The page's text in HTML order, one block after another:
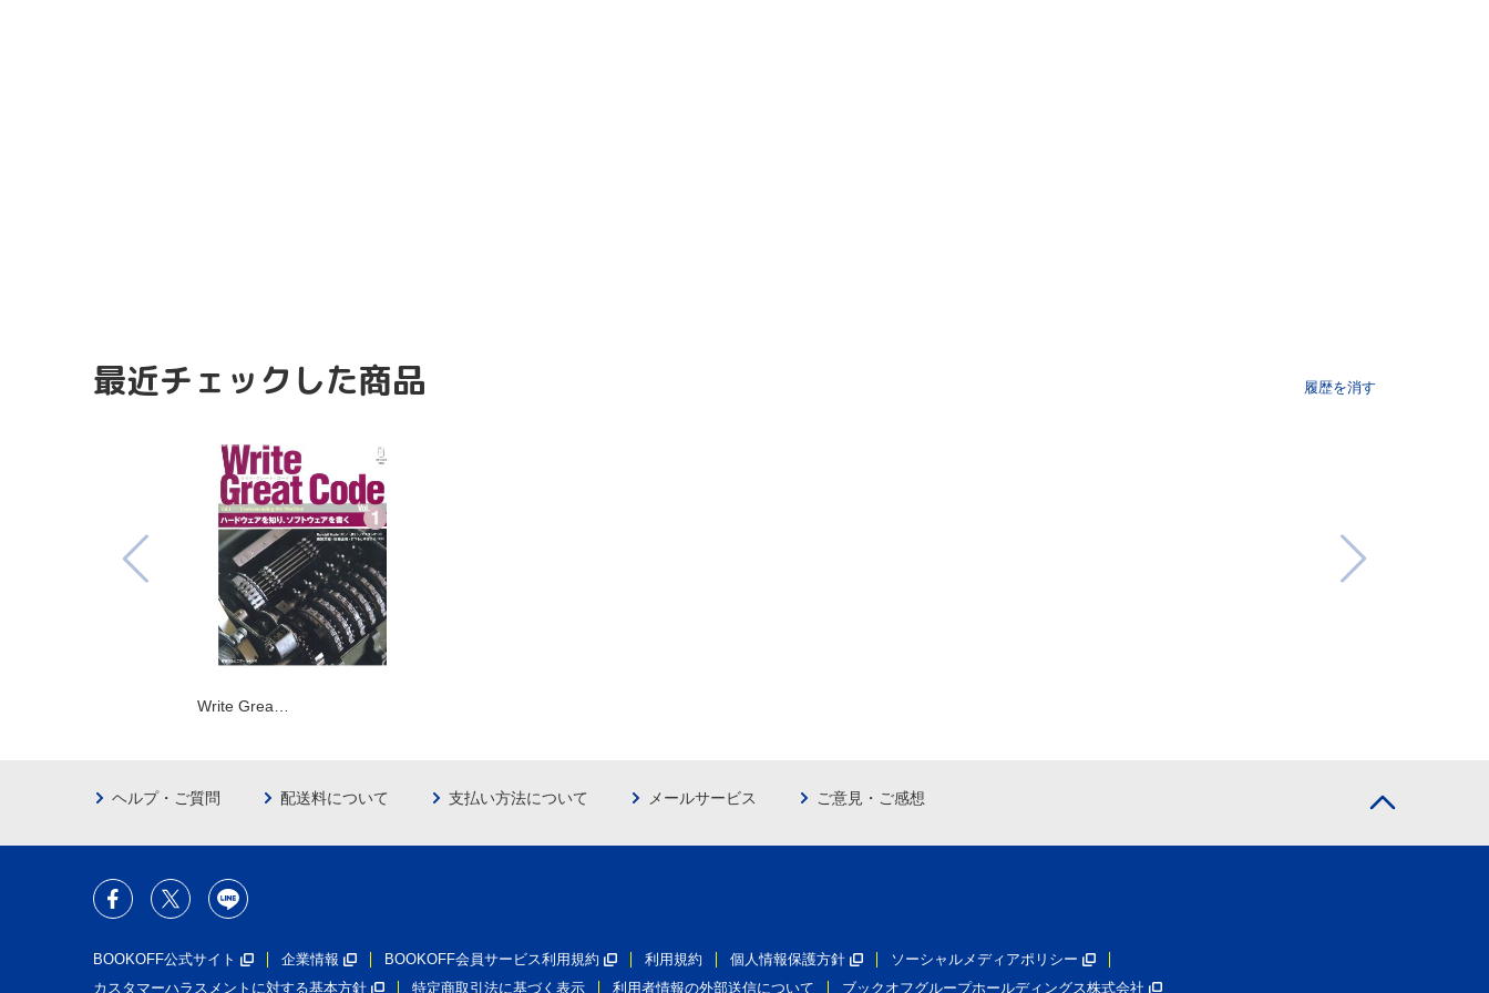
最近チェックした商品 履歴を消す
Write Grea…
ヘルプ・ご質問 配送料について 支払い方法について メールサービス ご意見・ご感想
BOOKOFF公式サイト 企業情報 BOOKOFF会員サービス利用規約 利用規約 個人情報保護方針
ソーシャルメディアポリシー
カスタマーハラスメントに対する基本方針
特定商取引法に基づく表示 利用者情報の外部送信について ブックオフグループホールディングス株式会社